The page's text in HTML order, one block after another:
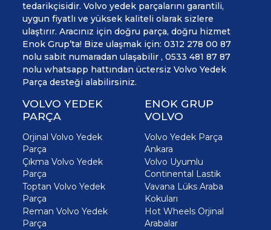
tedarikçisidir. Volvo yedek parçalarını garantili,
uygun fiyatlı ve yüksek kaliteli olarak sizlere
ulaştırır. Aracınız için doğru parça, doğru hizmet
Enok Grup’ta! Bize ulaşmak için: 0312 278 00 87
nolu sabit numaradan ulaşabilir , 0533 481 87 87
nolu whatsapp hattından üctersiz Volvo Yedek
Parça desteği alabilirsiniz.
VOLVO YEDEK
PARÇA
Orjinal Volvo Yedek
Parça
Çıkma Volvo Yedek
Parça
Toptan Volvo Yedek
Parça
Reman Volvo Yedek
Parça
ENOK GRUP
VOLVO
Volvo Yedek Parça
Ankara
Volvo Uyumlu
Continental Lastik
Vavana Lüks Araba
Kokuları
Hot Wheels Orjinal
Arabalar